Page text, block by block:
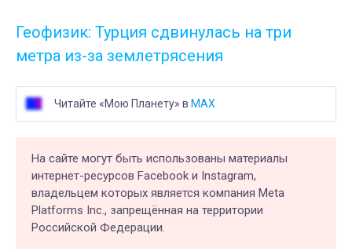
Геофизик: Турция сдвинулась на три
метра из-за землетрясения
Читайте «Мою Планету» в MAX
На сайте могут быть использованы материалы
интернет-ресурсов Facebook и Instagram,
владельцем которых является компания Meta
Platforms Inc., запрещённая на территории
Российской Федерации.